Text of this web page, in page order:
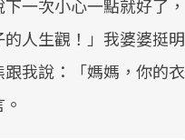
一次小心一點就好了，
人生觀！」我婆婆挺明
我說：「媽媽，你的衣